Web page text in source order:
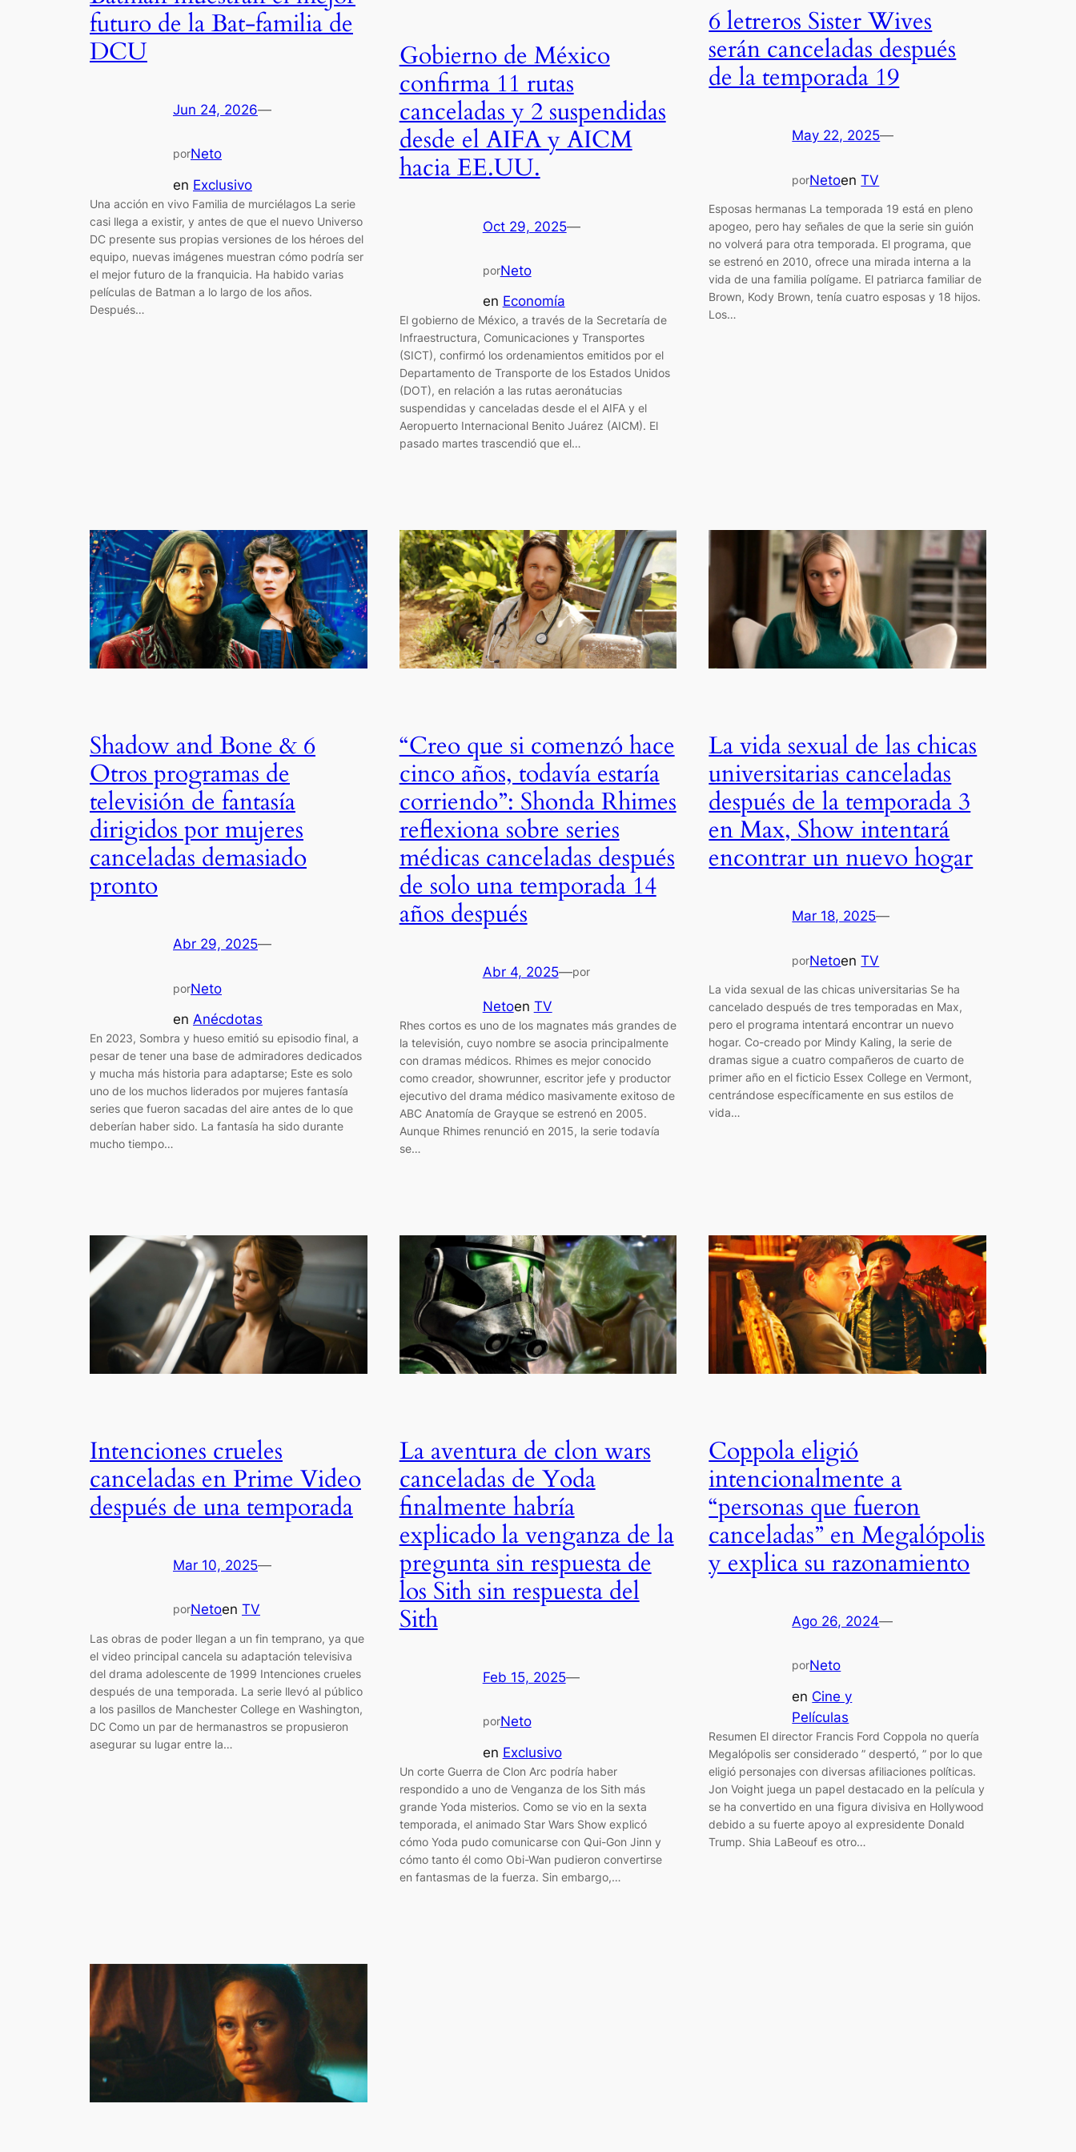
futuro de la Bat-familia de
DCU
Jun 24, 2026—
porNeto
en Exclusivo
Una acción en vivo Familia de murciélagos La serie
casi llega a existir, y antes de que el nuevo Universo
DC presente sus propias versiones de los héroes del
equipo, nuevas imágenes muestran cómo podría ser
el mejor futuro de la franquicia. Ha habido varias
películas de Batman a lo largo de los años.
Después…
Gobierno de México
confirma 11 rutas
canceladas y 2 suspendidas
desde el AIFA y AICM
hacia EE.UU.
Oct 29, 2025—
porNeto
en Economía
El gobierno de México, a través de la Secretaría de
Infraestructura, Comunicaciones y Transportes
(SICT), confirmó los ordenamientos emitidos por el
Departamento de Transporte de los Estados Unidos
(DOT), en relación a las rutas aeronátucias
suspendidas y canceladas desde el el AIFA y el
Aeropuerto Internacional Benito Juárez (AICM). El
pasado martes trascendió que el…
6 letreros Sister Wives
serán canceladas después
de la temporada 19
May 22, 2025—
porNetoenTV
Esposas hermanas La temporada 19 está en pleno
apogeo, pero hay señales de que la serie sin guión
no volverá para otra temporada. El programa, que
se estrenó en 2010, ofrece una mirada interna a la
vida de una familia polígame. El patriarca familiar de
Brown, Kody Brown, tenía cuatro esposas y 18 hijos.
Los…
Shadow and Bone & 6
Otros programas de
televisión de fantasía
dirigidos por mujeres
canceladas demasiado
pronto
Abr 29, 2025—
porNeto
en Anécdotas
En 2023, Sombra y hueso emitió su episodio final, a
pesar de tener una base de admiradores dedicados
y mucha más historia para adaptarse; Este es solo
uno de los muchos liderados por mujeres fantasía
series que fueron sacadas del aire antes de lo que
deberían haber sido. La fantasía ha sido durante
mucho tiempo…
“Creo que si comenzó hace
cinco años, todavía estaría
corriendo”: Shonda Rhimes
reflexiona sobre series
médicas canceladas después
de solo una temporada 14
años después
Abr 4, 2025—por
Netoen TV
Rhes cortos es uno de los magnates más grandes de
la televisión, cuyo nombre se asocia principalmente
con dramas médicos. Rhimes es mejor conocido
como creador, showrunner, escritor jefe y productor
ejecutivo del drama médico masivamente exitoso de
ABC Anatomía de Grayque se estrenó en 2005.
Aunque Rhimes renunció en 2015, la serie todavía
se…
La vida sexual de las chicas
universitarias canceladas
después de la temporada 3
en Max, Show intentará
encontrar un nuevo hogar
Mar 18, 2025—
porNetoenTV
La vida sexual de las chicas universitarias Se ha
cancelado después de tres temporadas en Max,
pero el programa intentará encontrar un nuevo
hogar. Co-creado por Mindy Kaling, la serie de
dramas sigue a cuatro compañeros de cuarto de
primer año en el ficticio Essex College en Vermont,
centrándose específicamente en sus estilos de
vida…
Intenciones crueles
canceladas en Prime Video
después de una temporada
Mar 10, 2025—
porNetoen TV
Las obras de poder llegan a un fin temprano, ya que
el video principal cancela su adaptación televisiva
del drama adolescente de 1999 Intenciones crueles
después de una temporada. La serie llevó al público
a los pasillos de Manchester College en Washington,
DC Como un par de hermanastros se propusieron
asegurar su lugar entre la…
La aventura de clon wars
canceladas de Yoda
finalmente habría
explicado la venganza de la
pregunta sin respuesta de
los Sith sin respuesta del
Sith
Feb 15, 2025—
porNeto
en Exclusivo
Un corte Guerra de Clon Arc podría haber
respondido a uno de Venganza de los Sith más
grande Yoda misterios. Como se vio en la sexta
temporada, el animado Star Wars Show explicó
cómo Yoda pudo comunicarse con Qui-Gon Jinn y
cómo tanto él como Obi-Wan pudieron convertirse
en fantasmas de la fuerza. Sin embargo,…
Coppola eligió
intencionalmente a
“personas que fueron
canceladas” en Megalópolis
y explica su razonamiento
Ago 26, 2024—
porNeto
en Cine y
Películas
Resumen El director Francis Ford Coppola no quería
Megalópolis ser considerado ” despertó, ” por lo que
eligió personajes con diversas afiliaciones políticas.
Jon Voight juega un papel destacado en la película y
se ha convertido en una figura divisiva en Hollywood
debido a su fuerte apoyo al expresidente Donald
Trump. Shia LaBeouf es otro…